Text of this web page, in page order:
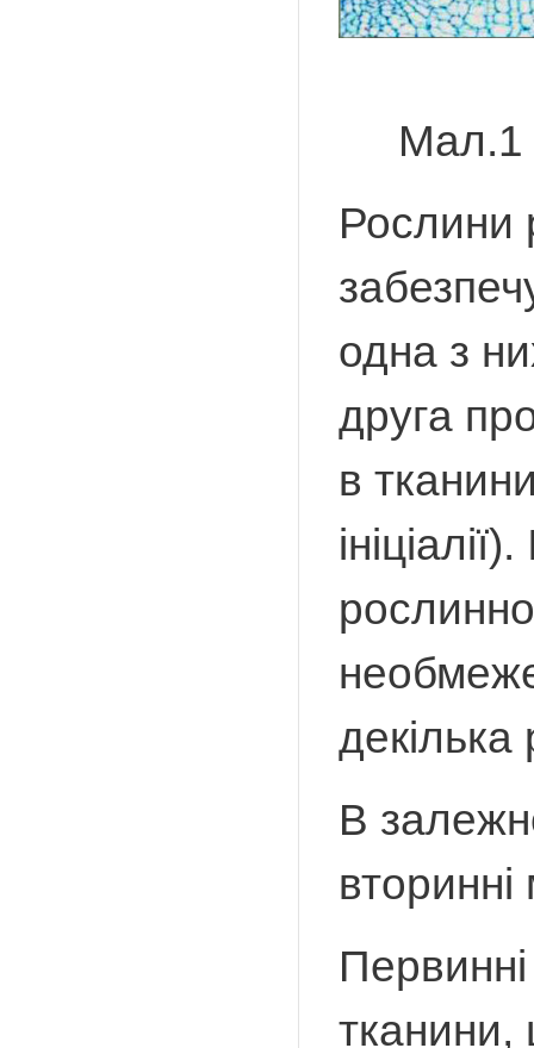
Мал.1
Рослини
одна з
друга
в
декілька
В